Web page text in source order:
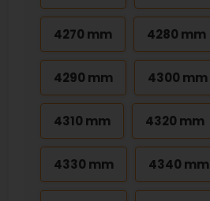
4270 mm 4280 mm
4290 mm 4300 mm
4310 mm 4320 mm
4330 mm 4340 mm